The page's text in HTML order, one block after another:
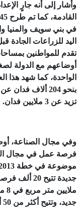
في بني سويف والمنيا
الواحدة، كما شهد هذا
بنحو 204 ألاف
تزيد عن 3 ملايين فدان.
جديد، وتتيح أكثر من 50 ألف فرصة عمل.